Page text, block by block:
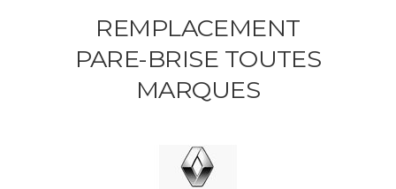
REMPLACEMENT
PARE-BRISE TOUTES
MARQUES